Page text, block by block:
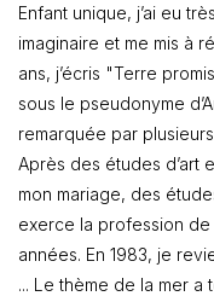
Enfant unique, j’ai eu
imaginaire et me mis à
ans, j’écris "Terre
sous le pseudonyme
remarquée par
Après des études d’art
mon mariage, des
exerce la profession
années. En 1983, je
... Le thème de la mer